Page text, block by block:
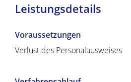
Leistungsdetails
Voraussetzungen
Verlust des Personalausweises